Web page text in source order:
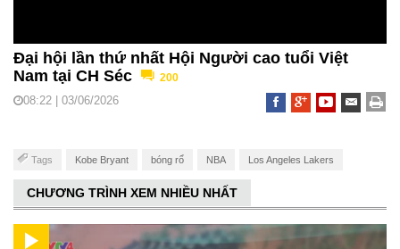
Đại hội lần thứ nhất Hội Người cao tuổi Việt
Nam tại CH Séc
200
08:22 | 03/06/2026
Tags Kobe Bryant bóng rổ NBA Los Angeles Lakers
CHƯƠNG TRÌNH XEM NHIỀU NHẤT